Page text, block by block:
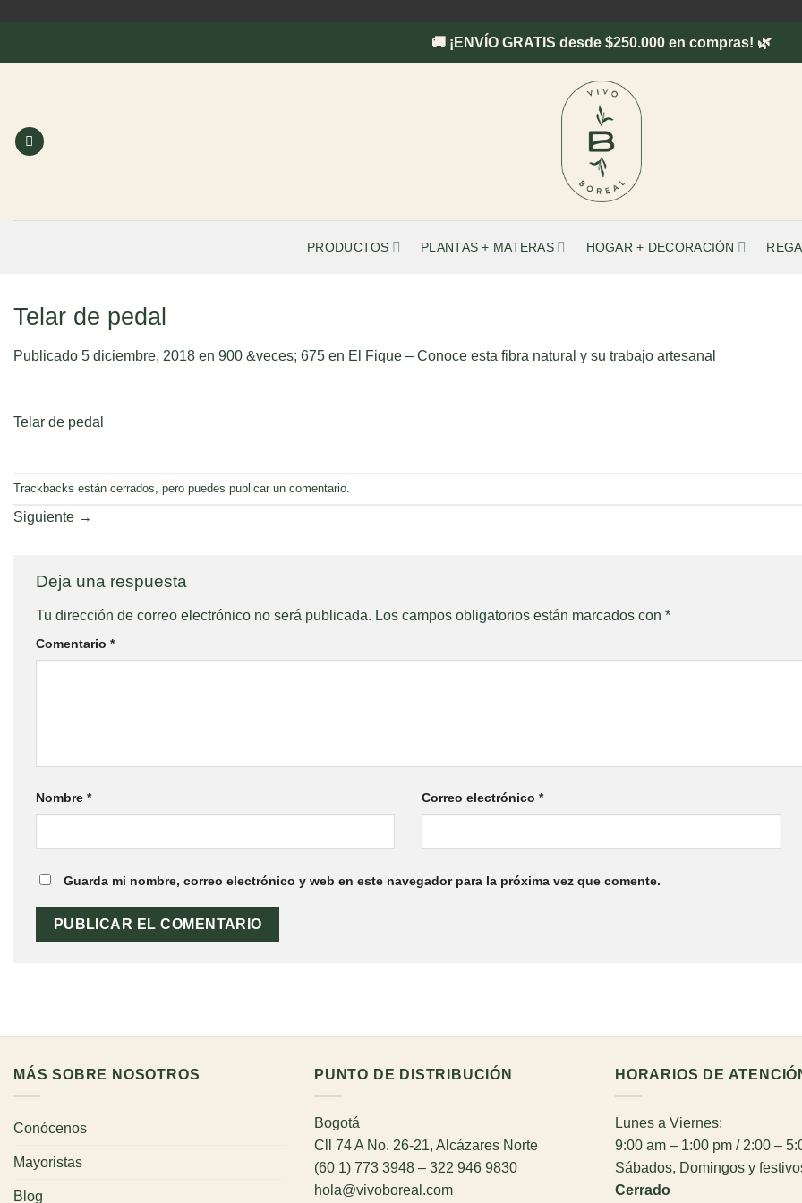
🚚 ¡ENVÍO GRATIS desde $250.000 en compras! 🌿
PRODUCTOS PLANTAS + MATERAS HOGAR + DECORACIÓN
Telar de pedal
Publicado 5 diciembre, 2018 en 900 &veces; 675 en El Fique – Conoce esta fibra natural y su trabajo artesanal
Telar de pedal
Trackbacks están cerrados, pero puedes publicar un comentario
Siguiente →
Deja una respuesta
Tu dirección de correo electrónico no será publicada. Los campos obligatorios están marcados con *
Comentario *
Nombre * Correo electrónico*
Guarda mi nombre, correo electrónico y web en este navegador para la próxima vez que comente.
MÁS SOBRE NOSOTROS
Conócenos
Mayoristas
Blog
PUNTO DE DISTRIBUCIÓN
Bogotá
Cll 74 A No. 26-21, Alcázares Norte
(60 1) 773 3948 – 322 946 9830
hola@vivoboreal.com
HORARIOS DE
Lunes a Viernes:
9:00 am – 1:00 pm / 2:00 –
Sábados, Domingos y
Cerrado